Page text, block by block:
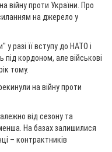
війну проти України. Про
на джерело у
разі її вступу до НАТО і
під кордоном, але військові
тому.
на війну проти
від сезону та
На базах залишилися
– контрактників